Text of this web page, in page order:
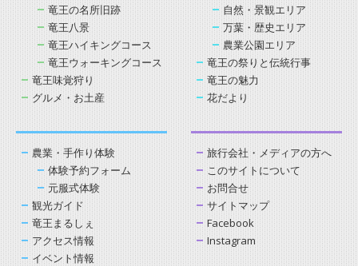
竜王の名所旧跡
竜王八景
竜王ハイキングコース
竜王ウォーキングコース
竜王味覚狩り
グルメ・お土産
自然・景観エリア
万葉・歴史エリア
農業公園エリア
竜王の祭りと伝統行事
竜王の魅力
花だより
農業・手作り体験
体験予約フォーム
元服式体験
観光ガイド
竜王まるしぇ
アクセス情報
イベント情報
旅行会社・メディアの方へ
このサイトについて
お問合せ
サイトマップ
Facebook
Instagram